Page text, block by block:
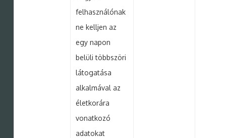
felhasználónak
ne kelljen az
egy napon
belüli többszöri
látogatása
alkalmával az
életkorára
vonatkozó
adatokat